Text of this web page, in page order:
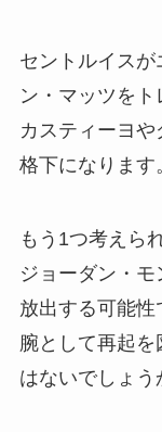
セントルイス
ン・マッツをト
カスティーヨ
格下になります
もう1つ考えら
ジョーダン・
放出する可能
腕として再起
はないでしょう